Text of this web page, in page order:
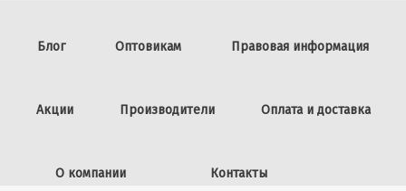
Блог Оптовикам Правовая информация
Акции Производители Оплата и доставка
О компании Контакты